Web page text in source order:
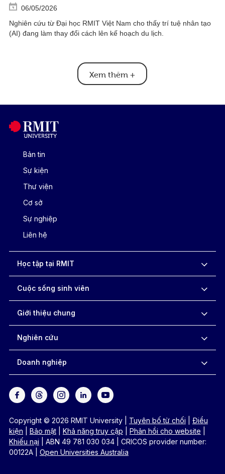
06/05/2026
Nghiên cứu từ Đại học RMIT Việt Nam cho thấy trí tuệ nhân tạo
(AI) đang làm thay đổi cách lên kế hoạch du lịch.
Xem thêm +
Bản tin
Sự kiện
Thư viện
Cơ sở
Sự nghiệp
Liên hệ
Học tập tại RMIT
Cuộc sống sinh viên
Giới thiệu chung
Nghiên cứu
Doanh nghiệp
Copyright © 2026 RMIT University Tuyên bố từ chối
Điều
kiện
Bảo mật| Khả năng truy cập Phản hồi cho website
Khiếu nại
ABN 49 781 030 034
CRICOS provider number:
00122A
Open Universities Australia